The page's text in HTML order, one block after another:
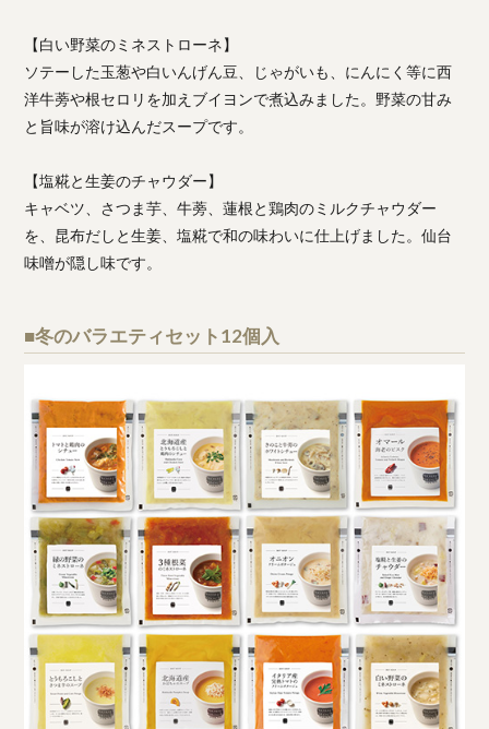
【白い野菜のミネストローネ】
ソテーした玉葱や白いんげん豆、じゃがいも、にんにく等に西
洋牛蒡や根セロリを加えブイヨンで煮込みました。野菜の甘み
と旨味が溶け込んだスープです。
【塩糀と生姜のチャウダー】
キャベツ、さつま芋、牛蒡、蓮根と鶏肉のミルクチャウダー
を、昆布だしと生姜、塩糀で和の味わいに仕上げました。仙台
味噌が隠し味です。
■冬のバラエティセット12個入